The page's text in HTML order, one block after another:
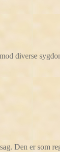
diverse
Den er som